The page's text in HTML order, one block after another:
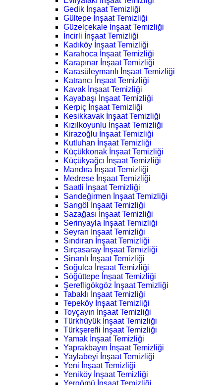
Gedik İnşaat Temizliği
Gültepe İnşaat Temizliği
Güzelcekale İnşaat Temizliği
İncirli İnşaat Temizliği
Kadıköy İnşaat Temizliği
Karahoca İnşaat Temizliği
Karapınar İnşaat Temizliği
Karasüleymanlı İnşaat Temizliği
Katrancı İnşaat Temizliği
Kavak İnşaat Temizliği
Kayabaşı İnşaat Temizliği
Kerpiç İnşaat Temizliği
Kesikkavak İnşaat Temizliği
Kızılkoyunlu İnşaat Temizliği
Kirazoğlu İnşaat Temizliği
Kutluhan İnşaat Temizliği
Küçükkonak İnşaat Temizliği
Küçükyağcı İnşaat Temizliği
Mandıra İnşaat Temizliği
Medrese İnşaat Temizliği
Saatli İnşaat Temizliği
Sarıdeğirmen İnşaat Temizliği
Sarıgöl İnşaat Temizliği
Sazağası İnşaat Temizliği
Serinyayla İnşaat Temizliği
Seyran İnşaat Temizliği
Sındıran İnşaat Temizliği
Sırçasaray İnşaat Temizliği
Sinanlı İnşaat Temizliği
Soğulca İnşaat Temizliği
Söğüttepe İnşaat Temizliği
Şerefligökgöz İnşaat Temizliği
Tabaklı İnşaat Temizliği
Tepeköy İnşaat Temizliği
Toyçayırı İnşaat Temizliği
Türkhüyük İnşaat Temizliği
Türkşerefli İnşaat Temizliği
Yamak İnşaat Temizliği
Yaprakbayırı İnşaat Temizliği
Yaylabeyi İnşaat Temizliği
Yeni İnşaat Temizliği
Yeniköy İnşaat Temizliği
Yergömü İnşaat Temizliği